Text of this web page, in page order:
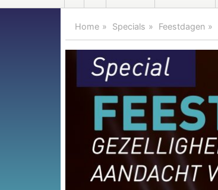
Home Specials Feestdagen